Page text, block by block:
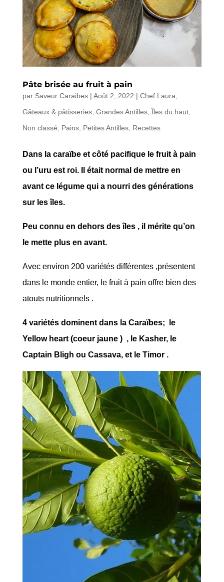
Pâte brisée au fruit à pain
par Saveur Caraibes| Août 2, 2022 | Chef Laura,
Gâteaux & pâtisseries, Grandes Antilles, Îles du haut,
Non classé, Pains, Petites Antilles, Recettes
Dans la caraïbe et côté pacifique le fruit à pain
ou l’uru est roi. Il était normal de mettre en
avant ce légume qui a nourri des générations
sur les îles.
Peu connu en dehors des îles , il mérite qu’on
le mette plus en avant.
Avec environ 200 variétés différentes ,présentent
dans le monde entier, le fruit à pain offre bien des
atouts nutritionnels .
4 variétés dominent dans la Caraïbes; le
Yellow heart (coeur jaune ) , le Kasher, le
Captain Bligh ou Cassava, et le Timor .